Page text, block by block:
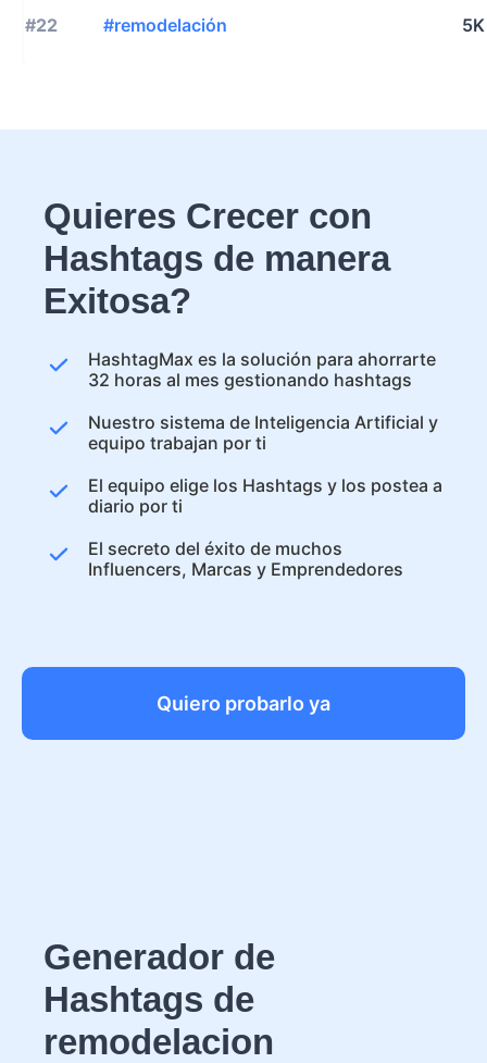
#22 #remodelación 5K
Quieres Crecer con
Hashtags de manera
Exitosa?
HashtagMax es la solución para ahorrarte
32 horas al mes gestionando hashtags
Nuestro sistema de Inteligencia Artificial y
equipo trabajan por ti
El equipo elige los Hashtags y los postea a
diario por ti
El secreto del éxito de muchos
Influencers, Marcas y Emprendedores
Quiero probarlo ya
Generador de
Hashtags de
remodelacion